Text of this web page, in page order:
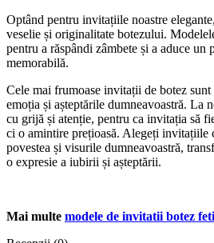
Optând pentru invitațiile noastre
veselie și originalitate botezului.
pentru a răspândi zâmbete și a aduce un
memorabilă.
Cele mai frumoase invitații de botez sunt
emoția și așteptările dumneavoastră. La
cu grijă și atenție, pentru ca invitația să
ci o amintire prețioasă. Alegeți invitațiile
povestea și visurile dumneavoastră,
o expresie a iubirii și așteptării.
Mai multe modele de invitatii botez